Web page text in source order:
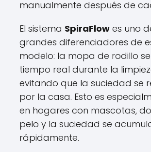
manualmente después de
El sistema SpiraFlow es uno
grandes diferenciadores de
modelo: la mopa de rodillo
tiempo real durante la
evitando que la suciedad se
por la casa. Esto es
en hogares con mascotas,
pelo y la suciedad se
rápidamente.